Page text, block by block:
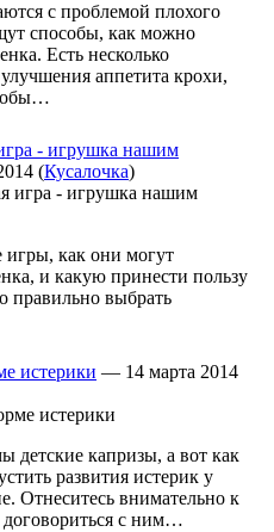
с проблемой плохого
способы, как можно
Есть несколько
аппетита крохи,
- игрушка нашим
(Кусалочка)
как они могут
и какую принести пользу
правильно выбрать
истерики — 14 марта 2014
детские капризы, а вот как
развития истерик у
Отнеситесь внимательно к
с ним…